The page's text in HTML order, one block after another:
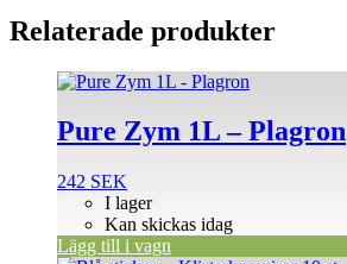
Relaterade produkter
Pure Zym 1L – Plagron
242 SEK
I lager
Kan skickas idag
Lägg till i vagn